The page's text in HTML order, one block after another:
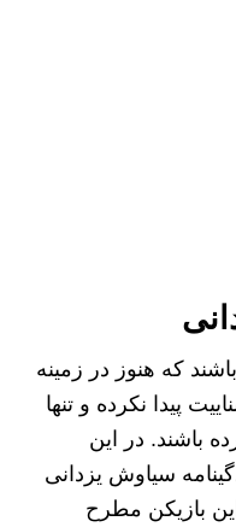
که هنوز در زمینه
پیدا نکرده و تنها
باشند. در این
سیاوش یزدانی
بازیکن مطرح